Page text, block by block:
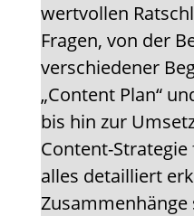
wertvollen
Fragen, von der
verschiedener
„Content Plan“
bis hin zur
Content-
alles detailliert